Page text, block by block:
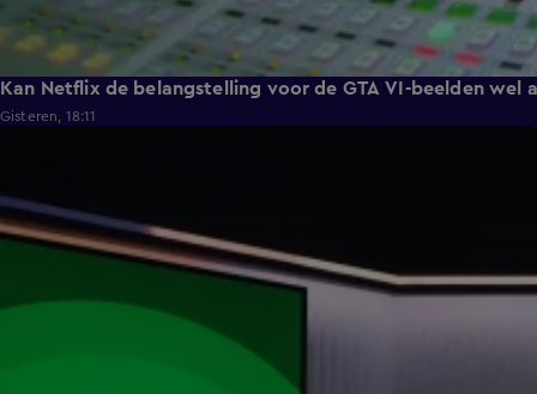
Kan Netflix de belangstelling voor de GTA VI-beelden wel
Gisteren, 18:11